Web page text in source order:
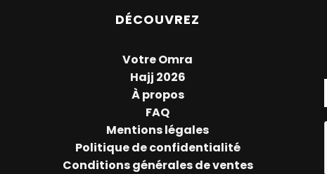
DÉCOUVREZ
Votre Omra
Hajj 2026
À propos
FAQ
Mentions légales
Politique de confidentialité
Conditions générales de ventes